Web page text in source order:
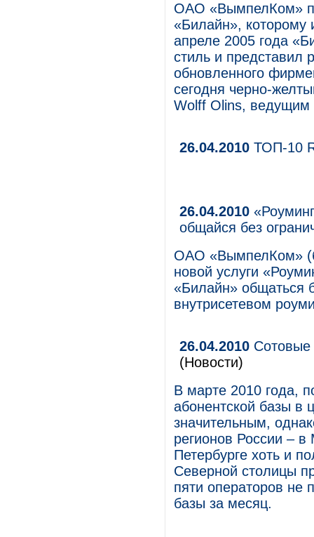
ОАО «ВымпелКом»
«Билайн», которому
апреле 2005 года
стиль и представил
обновленного
сегодня черно-
Wolff Olins, ведущим
26.04.2010 ТОП-10
26.04.2010
общайся без
ОАО «ВымпелКом»
новой услуги
«Билайн» общаться
внутрисетевом
26.04.2010 Сотовые
(Новости)
В марте 2010 года,
абонентской базы в
значительным,
регионов России –
Петербурге хоть и
Северной столицы
пяти операторов не
базы за месяц.